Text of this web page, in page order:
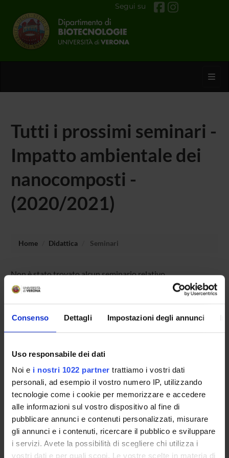
Consenso Dettagli Impostazioni degli annunci
Uso responsabile dei dati
Noi e i nostri 1022 partner trattiamo i vostri dati
personali, ad esempio il vostro numero IP, utilizzando
tecnologie come i cookie per memorizzare e accedere
alle informazioni sul vostro dispositivo al fine di
pubblicare annunci e contenuti personalizzati, misurare
gli annunci e i contenuti, ricercare il pubblico e sviluppare
i servizi. Avete la possibilità di scegliere chi utilizza i
vostri dati e per quali scopi. Le vostre scelte in materia di
Segui su
Tutti i prossimi seminari -
Impatto ambientale dei
nanocomposti -
(2020/2021)
Home Didattica Seminari
Non è stato trovato alcun seminario relativo
all'insegnamento Impatto ambientale dei nanocomposti.
OFFERTA FORMATIVA
CORSI DI STUDIO
DOTTORATI DI RICERCA E FORMAZIONE
SUPERIORE
Contatti
Persone
Luoghi